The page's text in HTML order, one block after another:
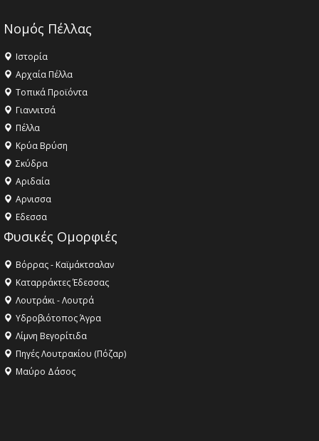
Νομός Πέλλας
Ιστορία
Αρχαία Πέλλα
Τοπικά Προϊόντα
Γιαννιτσά
Πέλλα
Κρύα Βρύση
Σκύδρα
Αριδαία
Aρνισσα
Eδεσσα
Φυσικές Ομορφιές
Βόρρας - Καϊμάκτσαλαν
Καταρράκτες Έδεσσας
Λουτράκι - Λουτρά
Υδροβιότοπος Άγρα
Λίμνη Βεγορίτιδα
Πηγές Λουτρακίου (Πόζαρ)
Μαύρο Δάσος